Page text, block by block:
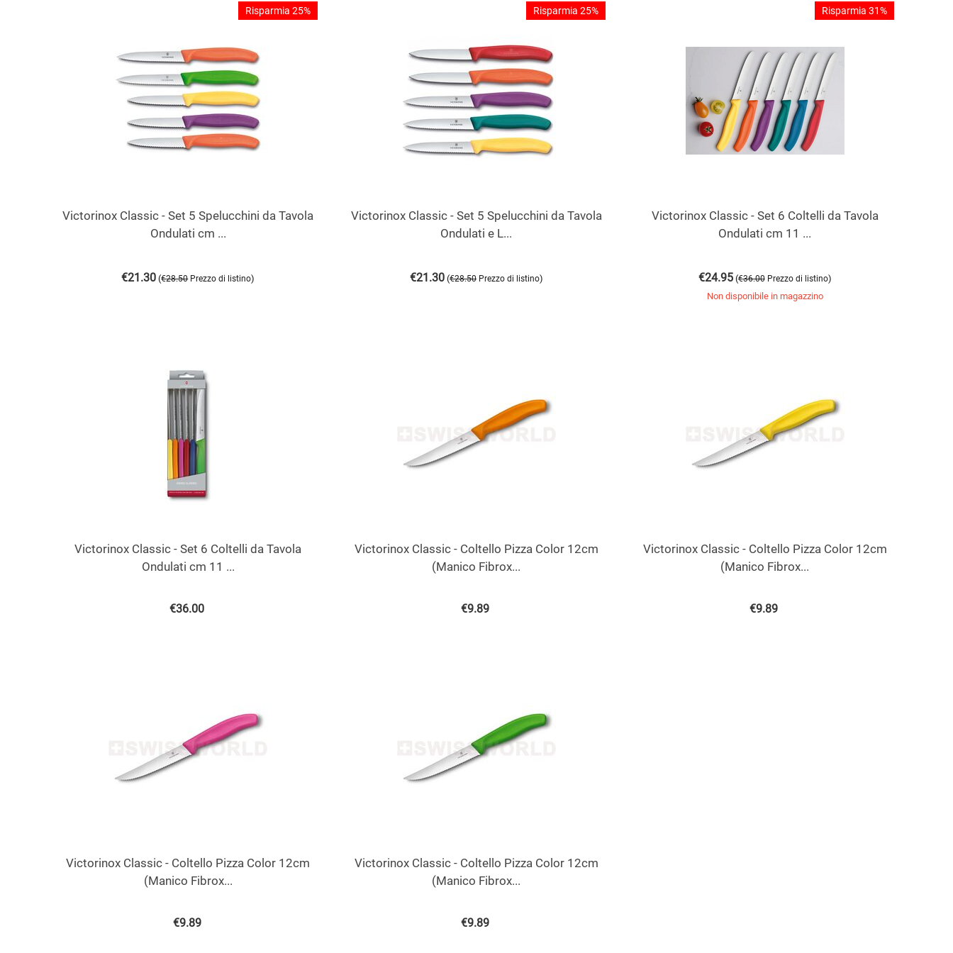
Risparmia 25%
Victorinox Classic - Set 5 Spelucchini da Tavola
Ondulati cm ...
€21.30 (€28.50 Prezzo di listino)
Risparmia 25%
Victorinox Classic - Set 5 Spelucchini da Tavola
Ondulati e L...
€21.30 (€28.50 Prezzo di listino)
Risparmia 31%
Victorinox Classic - Set 6 Coltelli da Tavola
Ondulati cm 11 ...
€24.95 (€36.00 Prezzo di listino)
Non disponibile in magazzino
Victorinox Classic - Set 6 Coltelli da Tavola
Ondulati cm 11 ...
€36.00
Victorinox Classic - Coltello Pizza Color 12cm
(Manico Fibrox...
€9.89
Victorinox Classic - Coltello Pizza Color 12cm
(Manico Fibrox...
€9.89
Victorinox Classic - Coltello Pizza Color 12cm
(Manico Fibrox...
€9.89
Victorinox Classic - Coltello Pizza Color 12cm
(Manico Fibrox...
€9.89